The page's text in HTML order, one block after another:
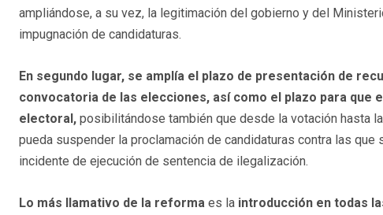
ampliándose, a su vez, la legitimación del gobierno y del
impugnación de candidaturas.
En segundo lugar, se amplía el plazo de presentación de
convocatoria de las elecciones, así como el plazo para
electoral, posibilitándose también que desde la votación hasta
pueda suspender la proclamación de candidaturas contra las
incidente de ejecución de sentencia de ilegalización.
Lo más llamativo de la reforma es la introducción en todas